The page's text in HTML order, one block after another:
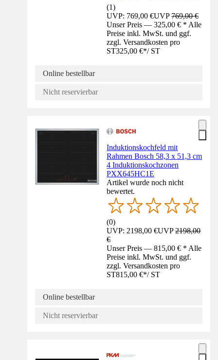
(1)
UVP: 769,00 €UVP769,00 €
Unser Preis — 325,00 € * Alle
Preise inkl. MwSt. und ggf.
zzgl. Versandkosten pro
ST325,00 €*/ ST
Online bestellbar
Nicht reservierbar
Induktionskochfeld mit
Rahmen Bosch 58,3 x 51,3 cm
4 Induktionskochzonen
PXX645HC1E
Artikel wurde noch nicht
bewertet.
(0)
UVP: 2198,00 €UVP2198,00
€
Unser Preis — 815,00 € * Alle
Preise inkl. MwSt. und ggf.
zzgl. Versandkosten pro
ST815,00 €*/ ST
Online bestellbar
Nicht reservierbar